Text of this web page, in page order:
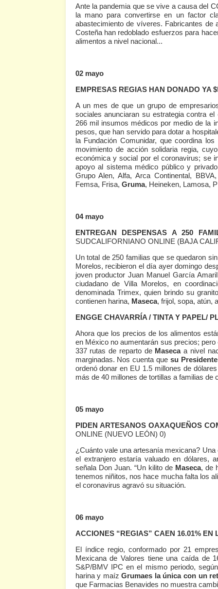
Ante la pandemia que se vive a causa del
la mano para convertirse en un factor
abastecimiento de víveres. Fabricantes
Costeña han redoblado esfuerzos para
alimentos a nivel nacional...
02 mayo
EMPRESAS REGIAS HAN DONADO YA
A un mes de que un grupo de
sociales anunciaran su estrategia contra
266 mil insumos médicos por medio de la
pesos, que han servido para dotar a
la Fundación Comunidar, que coordina
movimiento de acción solidaria regia,
económica y social por el coronavirus; se
apoyo al sistema médico público y
Grupo Alen, Alfa, Arca Continental,
Femsa, Frisa, Gruma, Heineken, Lamosa,
04 mayo
ENTREGAN DESPENSAS A 250
SUDCALIFORNIANO ONLINE (BAJA
Un total de 250 familias que se quedaron
Morelos, recibieron el día ayer domingo
joven productor Juan Manuel García
ciudadano de Villa Morelos, en
denominada Trimex, quien brindo su
contienen harina, Maseca, frijol, sopa, atún,
ENGGE CHAVARRÍA / TINTA Y PAPEL/
Ahora que los precios de los alimentos
en México no aumentarán sus precios;
337 rutas de reparto de Masecaa nivel
marginadas. Nos cuenta que su
ordenó donar en EU 1.5 millones de
más de 40 millones de tortillas a familias de
05 mayo
PIDEN ARTESANOS OAXAQUEÑOS
ONLINE (NUEVO LEÓN) 0)
¿Cuánto vale una artesanía mexicana?
el extranjero estaría valuado en dólares,
señala Don Juan. “Un kilito de Maseca, de
tenemos niñitos, nos hace mucha falta los
el coronavirus agravó su situación.
06 mayo
ACCIONES “REGIAS” CAEN 16.01% EN
El índice regio, conformado por 21
Mexicana de Valores tiene una caída de
S&P/BMV IPC en el mismo periodo,
harina y maízGrumaes la única con un
que Farmacias Benavides no muestra